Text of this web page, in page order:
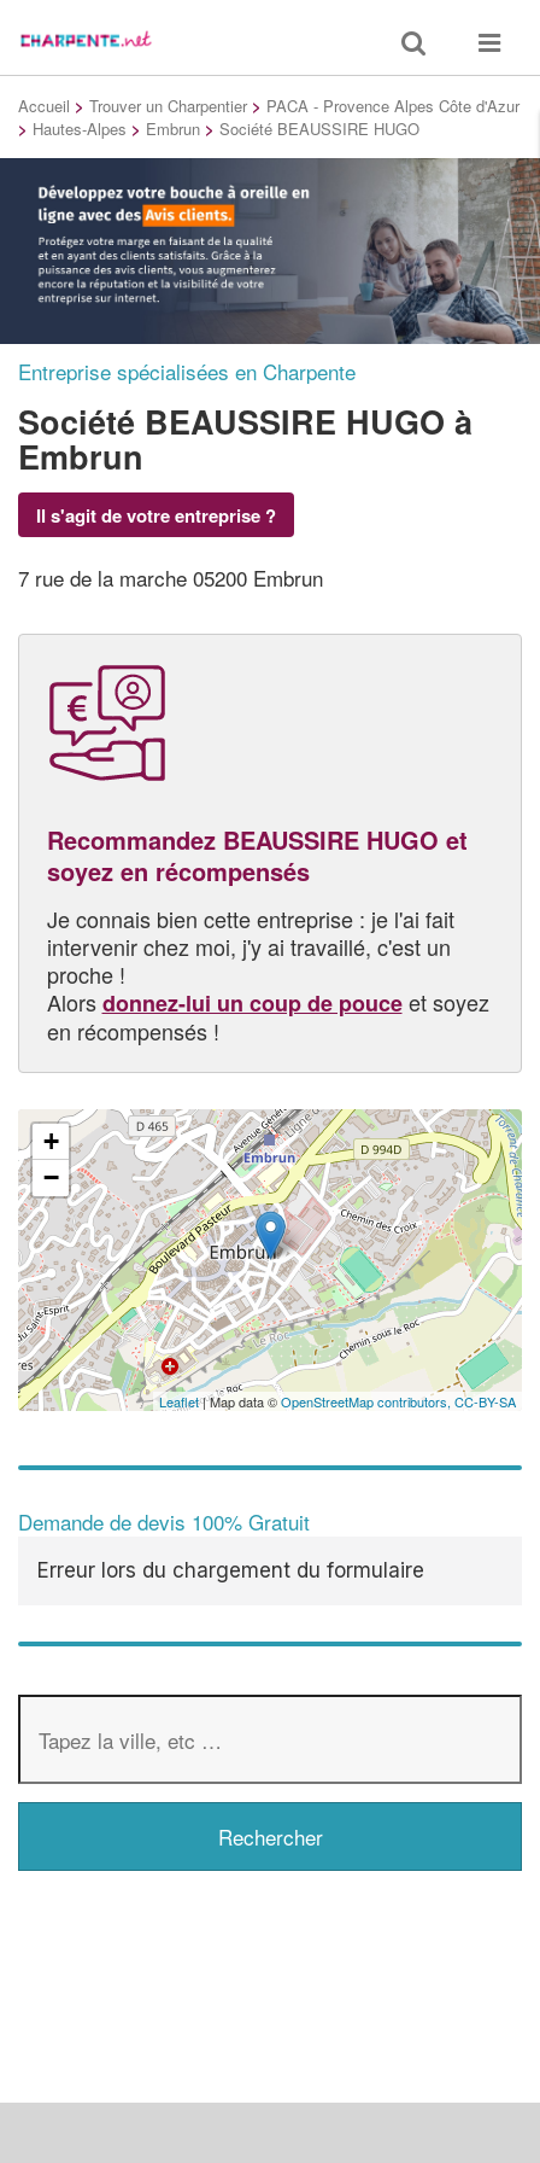
Toggle
search
Toggle
Accueil > Trouver un Charpentier > PACA - Provence Alpes Côte d'Azur
> Hautes-Alpes > Embrun > Société BEAUSSIRE HUGO
Entreprise spécialisées en Charpente
Société BEAUSSIRE HUGO à
Embrun
Il s'agit de votre entreprise ?
7 rue de la marche 05200 Embrun
Recommandez BEAUSSIRE HUGO et
soyez en récompensés
Je connais bien cette entreprise : je l'ai fait
intervenir chez moi, j'y ai travaillé, c'est un
proche !
Alorsdonnez-lui un coup de pouceet soyez
en récompensés !
+
−
Leaflet| Map data ©OpenStreetMap contributors, CC-BY-SA
Demande de devis 100% Gratuit
Erreur lors du chargement du formulaire